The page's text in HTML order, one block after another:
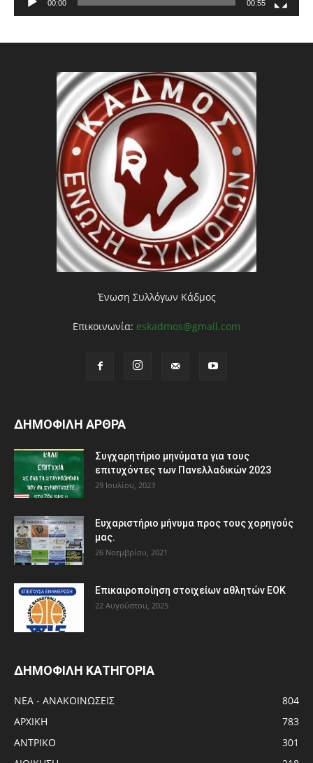
00:00 00:55
Ένωση Συλλόγων Κάδμος
Επικοινωνία: eskadmos@gmail.com
ΔΗΜΟΦΙΛΗ ΑΡΘΡΑ
Συγχαρητήριο μηνύματα για τους
επιτυχόντες των Πανελλαδικών 2023
29 Ιουλίου, 2023
Ευχαριστήριο μήνυμα προς τους χορηγούς
μας.
26 Νοεμβρίου, 2021
Eπικαιροποίηση στοιχείων αθλητών ΕΟΚ
22 Αυγούστου, 2025
ΔΗΜΟΦΙΛΗ ΚΑΤΗΓΟΡΙΑ
ΝΕΑ - ΑΝΑΚΟΙΝΩΣΕΙΣ
804
ΑΡΧΙΚΗ
783
ΑΝTΡΙΚΟ
301